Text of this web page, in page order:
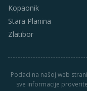
Kopaonik
Stara Planina
Zlatibor
Podaci na našoj web
sve informacije